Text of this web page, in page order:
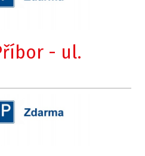
- ul.